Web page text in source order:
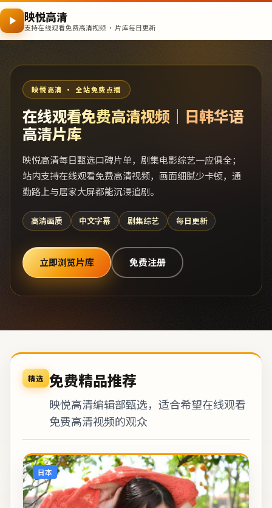
映悦高清
支持在线观看免费高清视频 · 片库每日更新
映悦高清 · 全站免费点播
在线观看免费高清视频｜日韩华语
高清片库
映悦高清每日甄选口碑片单，剧集电影综艺一应俱全；
站内支持在线观看免费高清视频，画面细腻少卡顿，通
勤路上与居家大屏都能沉浸追剧。
高清画质 中文字幕 剧集综艺 每日更新
立即浏览片库 免费注册
精选 免费精品推荐
映悦高清编辑部甄选，适合希望在线观看
免费高清视频的观众
日本